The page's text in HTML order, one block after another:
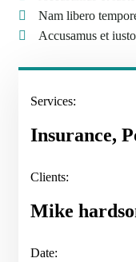
Nam libero
Accusamus et
Services:
Insurance,
Clients:
Mike
Date: